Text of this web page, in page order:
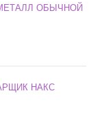
ОБЫЧНОЙ
НАКС